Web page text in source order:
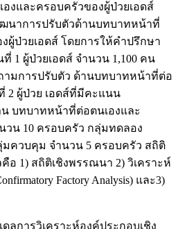
งและครอบครัวของผู้ป่วยเอดส์
นาการปรับตัวด้านบทบาทหน้าที่
ผู้ป่วยเอดส์ โดยการให้คำปรึกษา
1 ผู้ป่วยเอดส์ จำนวน 1,100 คน
ามการปรับตัว ด้านบทบาทหน้าที่ต่อ
2 ผู้ป่วย เอดส์ที่มีคะแนน
บทบาทหน้าที่ต่อตนเองและ
น 10 ครอบครัว กลุ่มทดลอง
ควบคุม จำนวน 5 ครอบครัว สถิติ
อ 1) สถิติเชิงพรรณนา 2) วิเคราะห์
Factory Analysis) และ3)
การวิเคราะห์องค์ประกอบเชิง